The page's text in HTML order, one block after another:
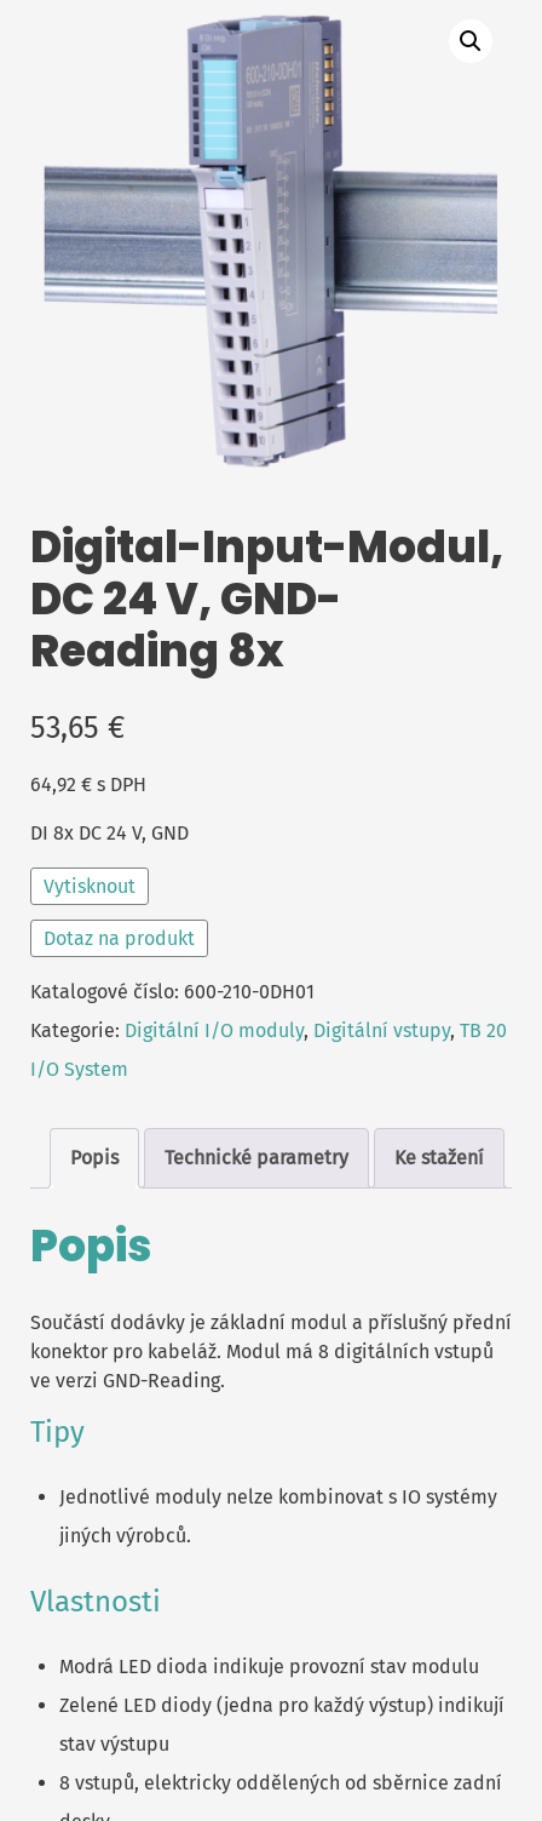
Digital-Input-Modul,
DC 24 V, GND-
Reading 8x
53,65 €
64,92 € s DPH
DI 8x DC 24 V, GND
Vytisknout
Dotaz na produkt
Katalogové číslo: 600-210-0DH01
Kategorie: Digitální I/O moduly, Digitální vstupy, TB 20
I/O System
Popis Technické parametry Ke stažení
Popis
Součástí dodávky je základní modul a příslušný přední
konektor pro kabeláž. Modul má 8 digitálních vstupů
ve verzi GND-Reading.
Tipy
Jednotlivé moduly nelze kombinovat s IO systémy
jiných výrobců.
Vlastnosti
Modrá LED dioda indikuje provozní stav modulu
Zelené LED diody (jedna pro každý výstup) indikují
stav výstupu
8 vstupů, elektricky oddělených od sběrnice zadní